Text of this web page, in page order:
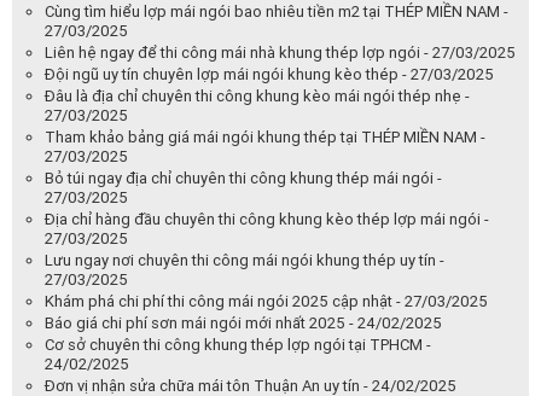
Cùng tìm hiểu lợp mái ngói bao nhiêu tiền m2 tại THÉP MIỀN NAM -
27/03/2025
Liên hệ ngay để thi công mái nhà khung thép lợp ngói - 27/03/2025
Đội ngũ uy tín chuyên lợp mái ngói khung kèo thép - 27/03/2025
Đâu là địa chỉ chuyên thi công khung kèo mái ngói thép nhẹ -
27/03/2025
Tham khảo bảng giá mái ngói khung thép tại THÉP MIỀN NAM -
27/03/2025
Bỏ túi ngay địa chỉ chuyên thi công khung thép mái ngói -
27/03/2025
Địa chỉ hàng đầu chuyên thi công khung kèo thép lợp mái ngói -
27/03/2025
Lưu ngay nơi chuyên thi công mái ngói khung thép uy tín -
27/03/2025
Khám phá chi phí thi công mái ngói 2025 cập nhật - 27/03/2025
Báo giá chi phí sơn mái ngói mới nhất 2025 - 24/02/2025
Cơ sở chuyên thi công khung thép lợp ngói tại TPHCM -
24/02/2025
Đơn vị nhận sửa chữa mái tôn Thuận An uy tín - 24/02/2025